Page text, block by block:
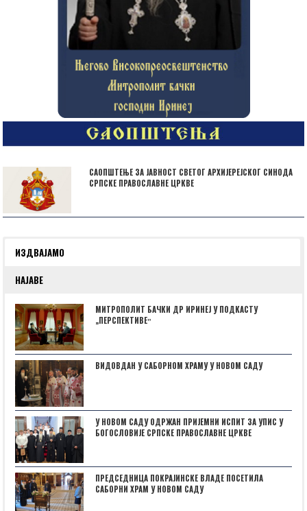
САОПШТЕЊЕ ЗА ЈАВНОСТ СВЕТОГ АРХИЈЕРЕЈСКОГ СИНОДА
СРПСКЕ ПРАВОСЛАВНЕ ЦРКВЕ
ИЗДВАЈАМО
НАЈАВЕ
МИТРОПОЛИТ БАЧКИ ДР ИРИНЕЈ У ПОДКАСТУ
„ПЕРСПЕКТИВЕˮ
ВИДОВДАН У САБОРНОМ ХРАМУ У НОВОМ САДУ
У НОВОМ САДУ ОДРЖАН ПРИЈЕМНИ ИСПИТ ЗА УПИС У
БОГОСЛОВИЈЕ СРПСКЕ ПРАВОСЛАВНЕ ЦРКВЕ
ПРЕДСЕДНИЦА ПОКРАЈИНСКЕ ВЛАДЕ ПОСЕТИЛА
САБОРНИ ХРАМ У НОВОМ САДУ